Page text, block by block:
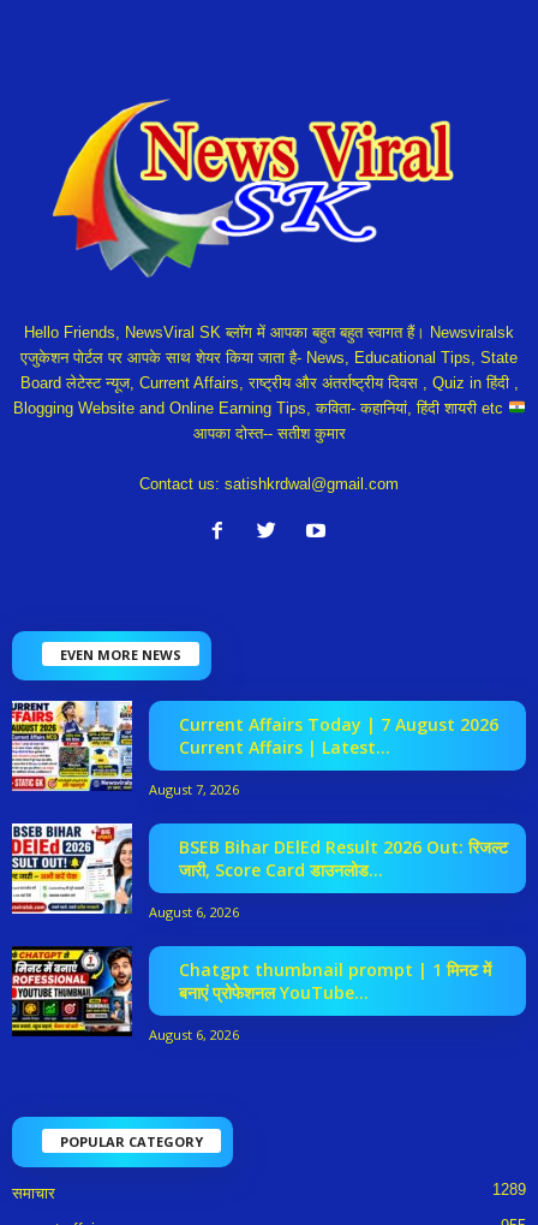
Hello Friends, NewsViral SK ब्लॉग में आपका बहुत बहुत स्वागत हैं। Newsviralsk
एजुकेशन पोर्टल पर आपके साथ शेयर किया जाता है- News, Educational Tips, State
Board लेटेस्ट न्यूज, Current Affairs, राष्ट्रीय और अंतर्राष्ट्रीय दिवस , Quiz in हिंदी ,
Blogging Website and Online Earning Tips, कविता- कहानियां, हिंदी शायरी etc
आपका दोस्त-- सतीश कुमार
Contact us: satishkrdwal@gmail.com
EVEN MORE NEWS
Current Affairs Today | 7 August 2026
Current Affairs | Latest...
August 7, 2026
BSEB Bihar DElEd Result 2026 Out: रिजल्ट
जारी, Score Card डाउनलोड...
August 6, 2026
Chatgpt thumbnail prompt | 1 मिनट में
बनाएं प्रोफेशनल YouTube...
August 6, 2026
POPULAR CATEGORY
समाचार 1289